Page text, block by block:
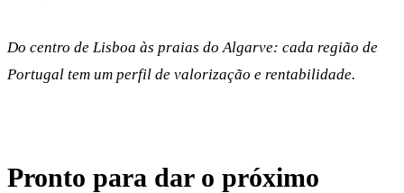
Do centro de Lisboa às praias do Algarve: cada região de
Portugal tem um perfil de valorização e rentabilidade.
Pronto para dar o próximo